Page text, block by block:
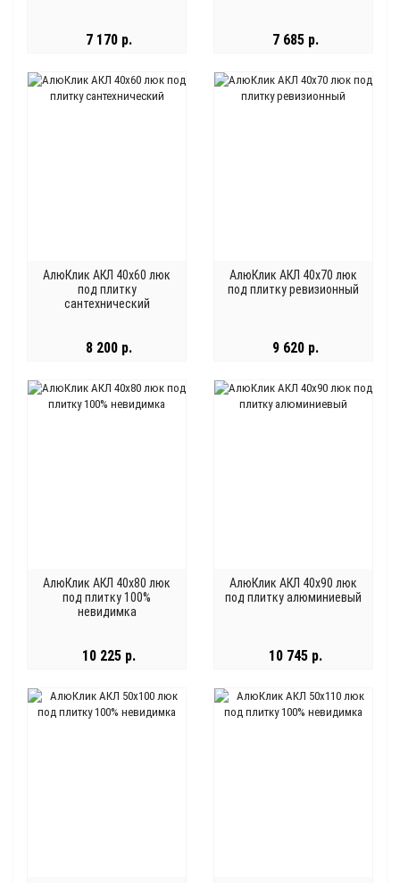
7 170 р. 7 685 р.
АлюКлик АКЛ 40x60 люк
под плитку
сантехнический
8 200 р.
АлюКлик АКЛ 40x70 люк
под плитку ревизионный
9 620 р.
АлюКлик АКЛ 40x80 люк
под плитку 100%
невидимка
10 225 р.
АлюКлик АКЛ 40x90 люк
под плитку алюминиевый
10 745 р.